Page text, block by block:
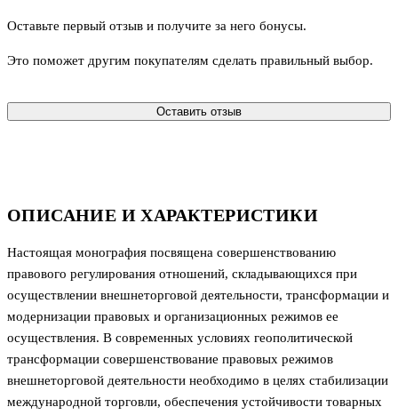
ОПИСАНИЕ И ХАРАКТЕРИСТИКИ
Настоящая монография посвящена совершенствованию
правового регулирования отношений, складывающихся при
осуществлении внешнеторговой деятельности, трансформации и
модернизации правовых и организационных режимов ее
осуществления. В современных условиях геополитической
трансформации совершенствование правовых режимов
внешнеторговой деятельности необходимо в целях стабилизации
международной торговли, обеспечения устойчивости товарных
Оставьте первый отзыв и получите за него бонусы.
Это поможет другим покупателям сделать правильный выбор.
Оставить отзыв